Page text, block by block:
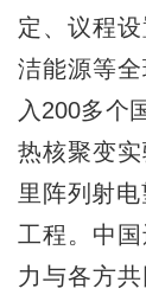
定、议程
洁能源等
入200多个
热核聚变
里阵列射
工程。中
力与各方